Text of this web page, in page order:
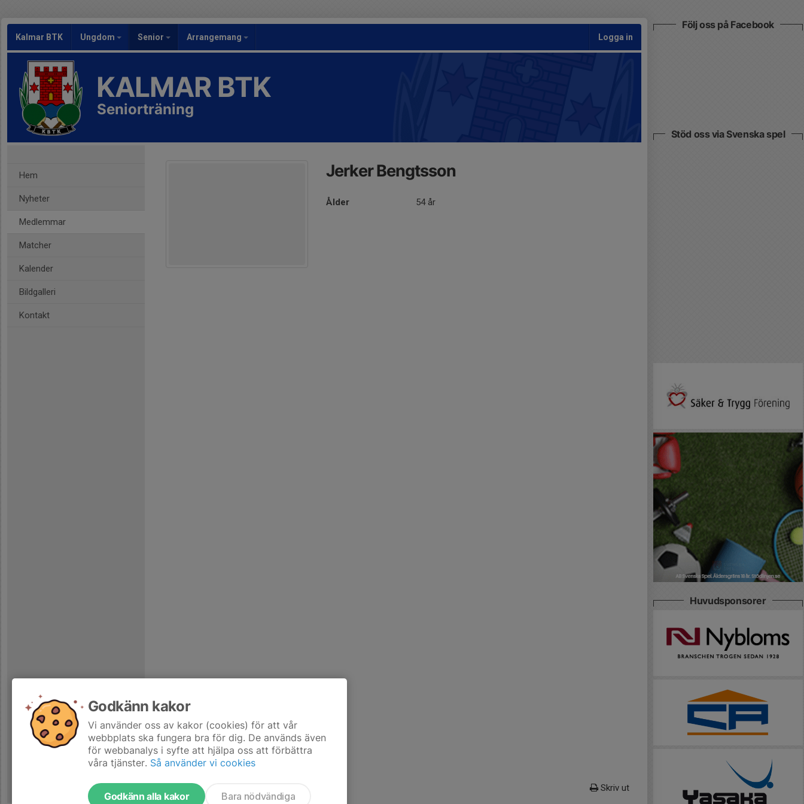
Kalmar BTK Ungdom Senior Arrangemang Logga in
KALMAR BTK
Seniorträning
Hem
Nyheter
Medlemmar
Matcher
Kalender
Bildgalleri
Kontakt
Jerker Bengtsson
Ålder 54 år
Skriv ut
Följ oss på Facebook
Stöd oss via Svenska spel
Huvudsponsorer
Godkänn kakor
Vi använder oss av kakor (cookies) för att vår
webbplats ska fungera bra för dig. De används även
för webbanalys i syfte att hjälpa oss att förbättra
våra tjänster. Så använder vi cookies
Godkänn alla kakor Bara nödvändiga